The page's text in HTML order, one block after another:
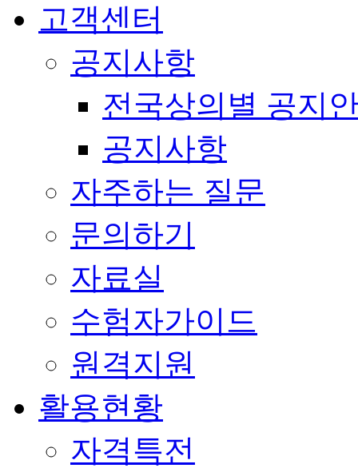
고객센터
공지사항
전국상의별 공지
공지사항
자주하는 질문
문의하기
자료실
수험자가이드
원격지원
활용현황
자격특전